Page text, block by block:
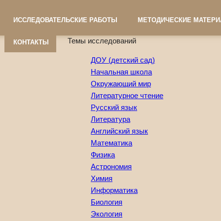
ИССЛЕДОВАТЕЛЬСКИЕ РАБОТЫ МЕТОДИЧЕСКИЕ
КОНТАКТЫ Темы исследований
ДОУ (детский сад)
Начальная школа
Окружающий мир
Литературное чтение
Русский язык
Литература
Английский язык
Математика
Физика
Астрономия
Химия
Информатика
Биология
Экология